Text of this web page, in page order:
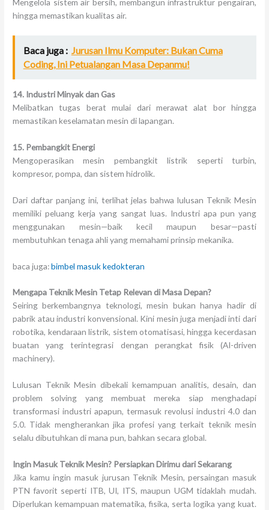
Mengelola sistem air bersih, membangun infrastruktur pengairan,
hingga memastikan kualitas air.
Baca juga : Jurusan Ilmu Komputer: Bukan Cuma
Coding, Ini Petualangan Masa Depanmu!
14. Industri Minyak dan Gas
Melibatkan tugas berat mulai dari merawat alat bor hingga
memastikan keselamatan mesin di lapangan.
15. Pembangkit Energi
Mengoperasikan mesin pembangkit listrik seperti turbin,
kompresor, pompa, dan sistem hidrolik.
Dari daftar panjang ini, terlihat jelas bahwa lulusan Teknik Mesin
memiliki peluang kerja yang sangat luas. Industri apa pun yang
menggunakan mesin—baik kecil maupun besar—pasti
membutuhkan tenaga ahli yang memahami prinsip mekanika.
baca juga:bimbel masuk kedokteran
Mengapa Teknik Mesin Tetap Relevan di Masa Depan?
Seiring berkembangnya teknologi, mesin bukan hanya hadir di
pabrik atau industri konvensional. Kini mesin juga menjadi inti dari
robotika, kendaraan listrik, sistem otomatisasi, hingga kecerdasan
buatan yang terintegrasi dengan perangkat fisik (AI-driven
machinery).
Lulusan Teknik Mesin dibekali kemampuan analitis, desain, dan
problem solving yang membuat mereka siap menghadapi
transformasi industri apapun, termasuk revolusi industri 4.0 dan
5.0. Tidak mengherankan jika profesi yang terkait teknik mesin
selalu dibutuhkan di mana pun, bahkan secara global.
Ingin Masuk Teknik Mesin? Persiapkan Dirimu dari Sekarang
Jika kamu ingin masuk jurusan Teknik Mesin, persaingan masuk
PTN favorit seperti ITB, UI, ITS, maupun UGM tidaklah mudah.
Diperlukan kemampuan matematika, fisika, serta logika yang kuat.